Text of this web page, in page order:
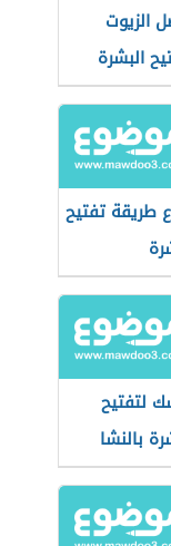
الزيوت
البشرة
طريقة تفتيح
لتفتيح
بالنشا